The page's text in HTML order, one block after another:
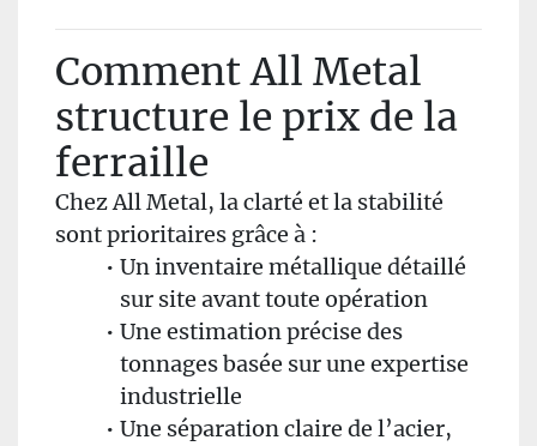
Comment All Metal
structure le prix de la
ferraille
Chez All Metal, la clarté et la stabilité
sont prioritaires grâce à :
Un inventaire métallique détaillé
sur site avant toute opération
Une estimation précise des
tonnages basée sur une expertise
industrielle
Une séparation claire de l’acier,